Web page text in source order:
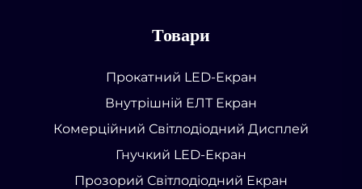
Товари
Прокатний LED-Екран
Внутрішній ЕЛТ Екран
Комерційний Світлодіодний Дисплей
Гнучкий LED-Екран
Прозорий Світлодіодний Екран